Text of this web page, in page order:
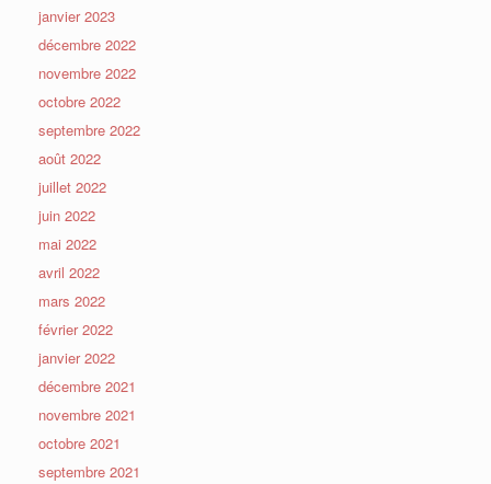
janvier 2023
décembre 2022
novembre 2022
octobre 2022
septembre 2022
août 2022
juillet 2022
juin 2022
mai 2022
avril 2022
mars 2022
février 2022
janvier 2022
décembre 2021
novembre 2021
octobre 2021
septembre 2021